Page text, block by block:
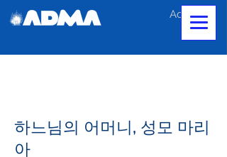
Accedi
하느님의 어머니, 성모 마리
아